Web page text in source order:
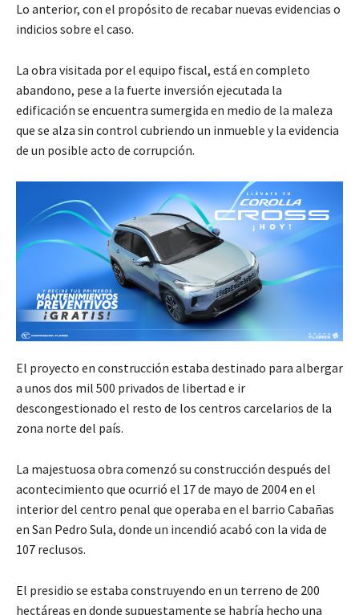
Lo anterior, con el propósito de recabar nuevas evidencias o
indicios sobre el caso.
La obra visitada por el equipo fiscal, está en completo
abandono, pese a la fuerte inversión ejecutada la
edificación se encuentra sumergida en medio de la maleza
que se alza sin control cubriendo un inmueble y la evidencia
de un posible acto de corrupción.
El proyecto en construcción estaba destinado para albergar
a unos dos mil 500 privados de libertad e ir
descongestionado el resto de los centros carcelarios de la
zona norte del país.
La majestuosa obra comenzó su construcción después del
acontecimiento que ocurrió el 17 de mayo de 2004 en el
interior del centro penal que operaba en el barrio Cabañas
en San Pedro Sula, donde un incendió acabó con la vida de
107 reclusos.
El presidio se estaba construyendo en un terreno de 200
hectáreas en donde supuestamente se habría hecho una